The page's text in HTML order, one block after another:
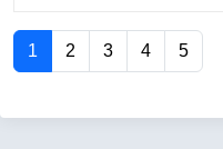
1 2 3 4 5